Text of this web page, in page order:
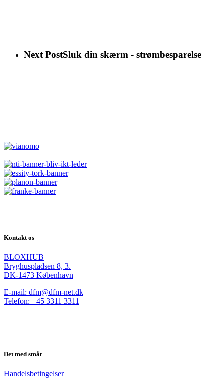
Next PostSluk din skærm - strømbesparelse
Kontakt os
BLOXHUB
Bryghuspladsen 8, 3.
DK-1473 København
E-mail: dfm@dfm-net.dk
Telefon: +45 3311 3311
Det med småt
Handelsbetingelser